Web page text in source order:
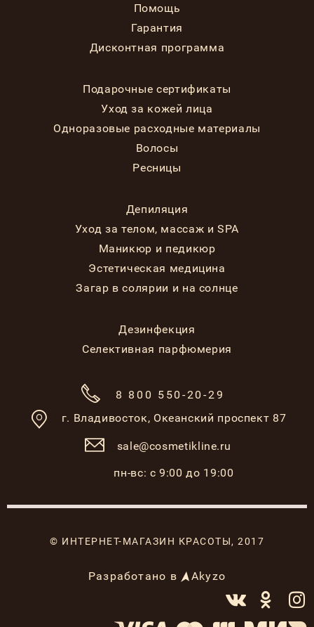
Помощь
Гарантия
Дисконтная программа
Подарочные сертификаты
Уход за кожей лица
Одноразовые расходные материалы
Волосы
Ресницы
Депиляция
Уход за телом, массаж и SPA
Маникюр и педикюр
Эстетическая медицина
Загар в солярии и на солнце
Дезинфекция
Селективная парфюмерия
8 800 550-20-29
г. Владивосток, Океанский проспект 87
sale@cosmetikline.ru
пн-вс: с 9:00 до 19:00
© ИНТЕРНЕТ-МАГАЗИН КРАСОТЫ, 2017
Разработано в Akyzo